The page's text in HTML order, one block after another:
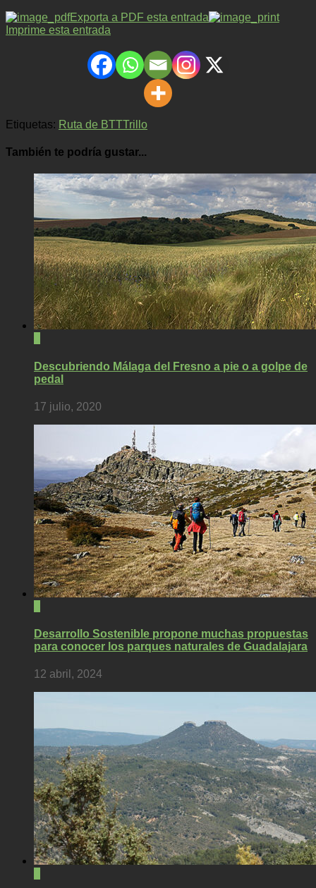
Exporta a PDF esta entrada
Imprime esta entrada
Etiquetas: Ruta de BTTTrillo
También te podría gustar...
Descubriendo Málaga del Fresno a pie o a golpe de
pedal
17 julio, 2020
Desarrollo Sostenible propone muchas propuestas
para conocer los parques naturales de Guadalajara
12 abril, 2024